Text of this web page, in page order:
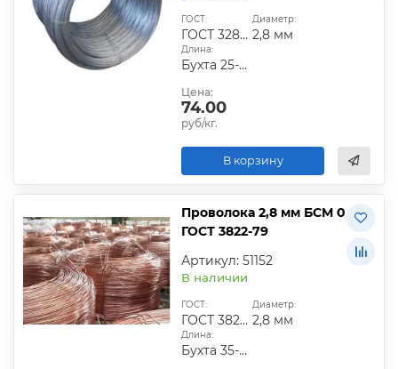
ГОСТ:
ГОСТ 3282-74
Диаметр:
2,8 мм
Длина:
Бухта 25-40 кг
Цена:
74.00
руб/кг.
В корзину
Проволока 2,8 мм БСМ 0
ГОСТ 3822-79
Артикул: 51152
В наличии
ГОСТ:
ГОСТ 3822-79
Диаметр:
2,8 мм
Длина:
Бухта 35-50 кг